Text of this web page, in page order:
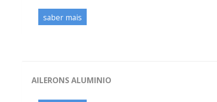
saber mais
AILERONS ALUMINIO